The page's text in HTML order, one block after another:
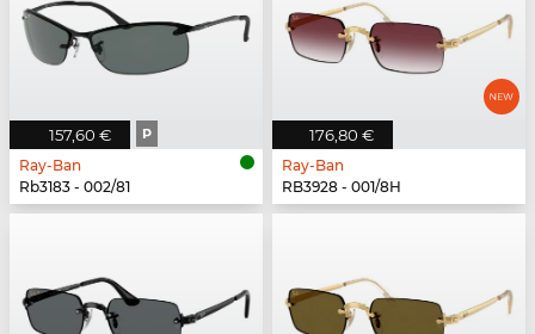
157,60 € P
Ray-Ban
Rb3183 - 002/81
176,80 €
Ray-Ban
RB3928 - 001/8H